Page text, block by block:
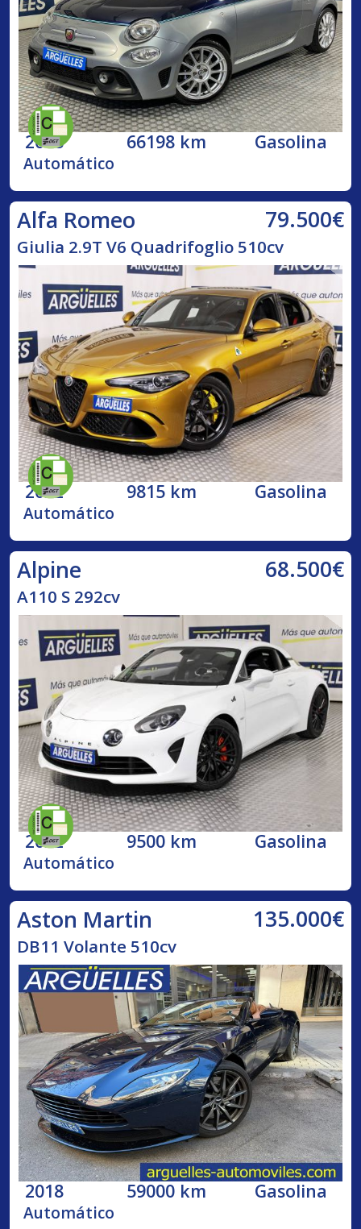
2018 66198 km Gasolina
Automático
Alfa Romeo 79.500€
Giulia 2.9T V6 Quadrifoglio 510cv
2022 9815 km Gasolina
Automático
Alpine 68.500€
A110 S 292cv
2022 9500 km Gasolina
Automático
Aston Martin 135.000€
DB11 Volante 510cv
2018 59000 km Gasolina
Automático